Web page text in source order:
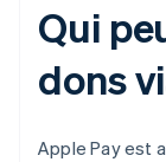
Qui
dons
Apple Pay est